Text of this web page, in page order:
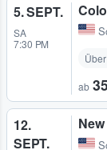
5. SEPT.
SA
7:30 PM
ab
12.
SEPT.